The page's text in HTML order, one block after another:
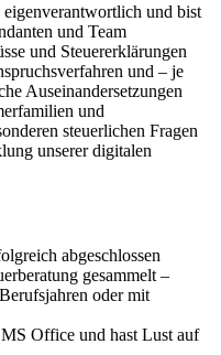
und bist
und Team
und Steuererklärungen
und – je
Auseinandersetzungen
und
steuerlichen Fragen
unserer digitalen
abgeschlossen
gesammelt –
oder mit
Office und hast Lust auf